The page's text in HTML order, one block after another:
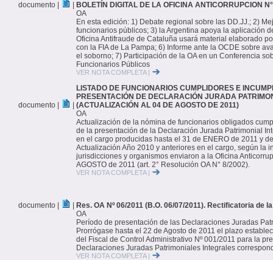
documento |
BOLETÍN DIGITAL DE LA OFICINA ANTICORRUPCION
OA
En esta edición: 1) Debate regional sobre las DD.JJ.; 2)
funcionarios públicos; 3) la Argentina apoya la aplicación
Oficina Antifraude de Cataluña usará material elaborado
con la FIA de La Pampa; 6) Informe ante la OCDE sobre
el soborno; 7) Participación de la OA en un Conferencia
Funcionarios Públicos
VER NOTA COMPLETA |
documento |
LISTADO DE FUNCIONARIOS CUMPLIDORES E
PRESENTACIÓN DE DECLARACIÓN JURADA
(ACTUALIZACIÓN AL 04 DE AGOSTO DE 2011)
OA
Actualización de la nómina de funcionarios obligados
de la presentación de la Declaración Jurada Patrimonial
en el cargo producidas hasta el 31 de ENERO de 2011 y
Actualización Año 2010 y anteriores en el cargo, según la
jurisdicciones y organismos enviaron a la Oficina
AGOSTO de 2011 (art. 2° Resolución OA N° 8/2002).
VER NOTA COMPLETA |
documento |
Res. OA Nº 06/2011 (B.O. 06/07/2011). Rectificatoria de
OA
Período de presentación de las Declaraciones Juradas
Prorrógase hasta el 22 de Agosto de 2011 el plazo
del Fiscal de Control Administrativo Nº 001/2011 para la
Declaraciones Juradas Patrimoniales Integrales
VER NOTA COMPLETA |